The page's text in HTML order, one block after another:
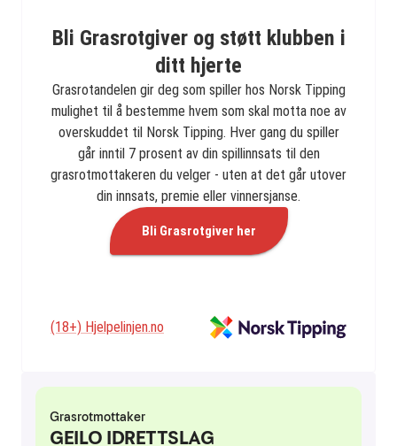
Bli Grasrotgiver og støtt klubben i
ditt hjerte
Grasrotandelen gir deg som spiller hos Norsk Tipping
mulighet til å bestemme hvem som skal motta noe av
overskuddet til Norsk Tipping. Hver gang du spiller
går inntil 7 prosent av din spillinnsats til den
grasrotmottakeren du velger - uten at det går utover
din innsats, premie eller vinnersjanse.
Bli Grasrotgiver her
(18+) Hjelpelinjen.no